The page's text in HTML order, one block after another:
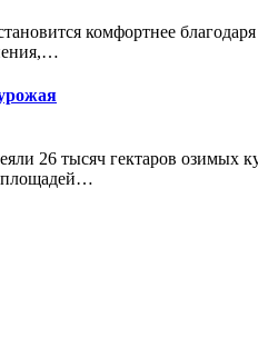
комфортнее
26 тысяч гектаров озимых
площадей…